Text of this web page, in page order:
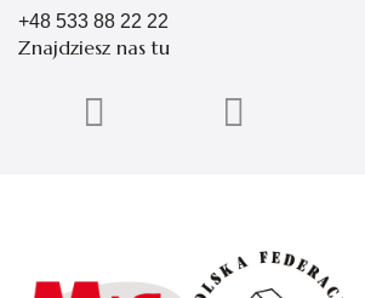
+48 533 88 22 22
Znajdziesz nas tu